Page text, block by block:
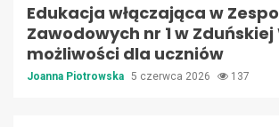
Edukacja włączająca w
Zawodowych nr 1 w Zduńskiej
możliwości dla uczniów
Joanna Piotrowska 5 czerwca 2026 137